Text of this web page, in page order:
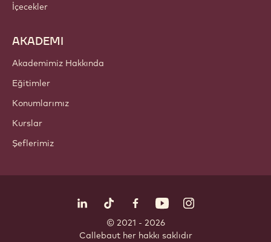
İçecekler
AKADEMI
Akademimiz Hakkında
Eğitimler
Konumlarımız
Kurslar
Şeflerimiz
LinkedIn Opens in a new window.
TikTok Opens in a new window.
Facebook Opens in a new
YouTubeInstagram
© 2021 - 2026
Callebaut. her hakkı saklıdır